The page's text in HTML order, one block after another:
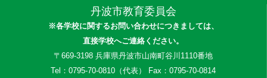
丹波市教育委員会
※各学校に関するお問い合わせにつきましては、
直接学校へご連絡ください。
〒669-3198 兵庫県丹波市山南町谷川1110番地
Tel：0795-70-0810（代表） Fax：0795-70-0814